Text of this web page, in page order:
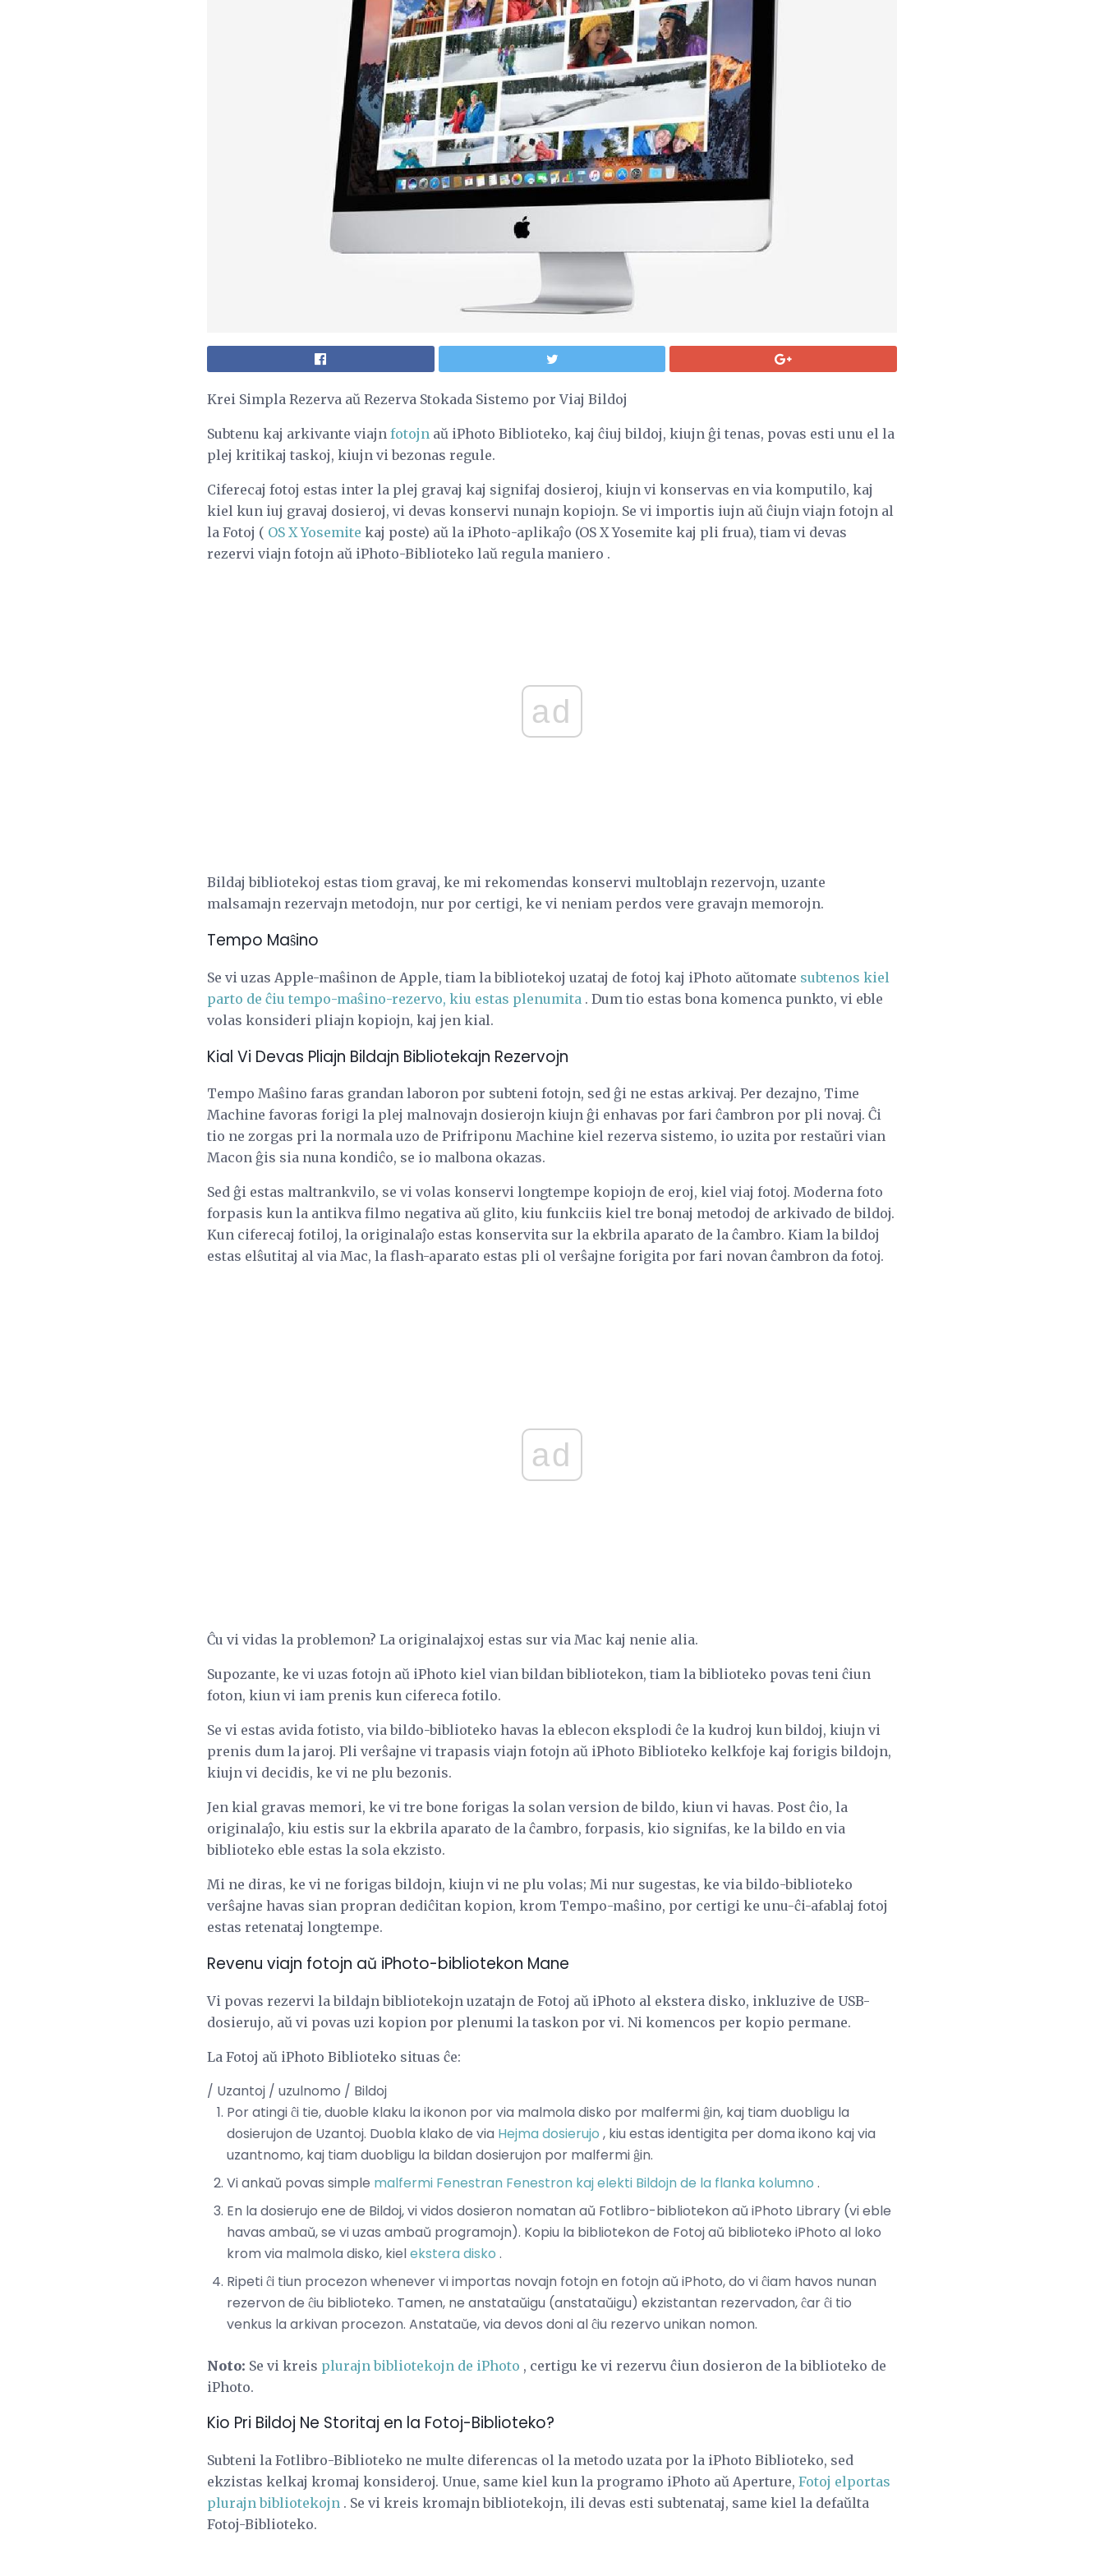
Krei Simpla Rezerva aŭ Rezerva Stokada Sistemo por Viaj Bildoj
Subtenu kaj arkivante viajn fotojn aŭ iPhoto Biblioteko, kaj ĉiuj bildoj, kiujn ĝi tenas, povas esti unu el la
plej kritikaj taskoj, kiujn vi bezonas regule.
Ciferecaj fotoj estas inter la plej gravaj kaj signifaj dosieroj, kiujn vi konservas en via komputilo, kaj
kiel kun iuj gravaj dosieroj, vi devas konservi nunajn kopiojn. Se vi importis iujn aŭ ĉiujn viajn fotojn al
la Fotoj ( OS X Yosemite kaj poste) aŭ la iPhoto-aplikaĵo (OS X Yosemite kaj pli frua), tiam vi devas
rezervi viajn fotojn aŭ iPhoto-Biblioteko laŭ regula maniero .
ad
Bildaj bibliotekoj estas tiom gravaj, ke mi rekomendas konservi multoblajn rezervojn, uzante
malsamajn rezervajn metodojn, nur por certigi, ke vi neniam perdos vere gravajn memorojn.
Tempo Maŝino
Se vi uzas Apple-maŝinon de Apple, tiam la bibliotekoj uzataj de fotoj kaj iPhoto aŭtomate subtenos kiel
parto de ĉiu tempo-maŝino-rezervo, kiu estas plenumita . Dum tio estas bona komenca punkto, vi eble
volas konsideri pliajn kopiojn, kaj jen kial.
Kial Vi Devas Pliajn Bildajn Bibliotekajn Rezervojn
Tempo Maŝino faras grandan laboron por subteni fotojn, sed ĝi ne estas arkivaj. Per dezajno, Time
Machine favoras forigi la plej malnovajn dosierojn kiujn ĝi enhavas por fari ĉambron por pli novaj. Ĉi
tio ne zorgas pri la normala uzo de Prifriponu Machine kiel rezerva sistemo, io uzita por restaŭri vian
Macon ĝis sia nuna kondiĉo, se io malbona okazas.
Sed ĝi estas maltrankvilo, se vi volas konservi longtempe kopiojn de eroj, kiel viaj fotoj. Moderna foto
forpasis kun la antikva filmo negativa aŭ glito, kiu funkciis kiel tre bonaj metodoj de arkivado de bildoj.
Kun ciferecaj fotiloj, la originalaĵo estas konservita sur la ekbrila aparato de la ĉambro. Kiam la bildoj
estas elŝutitaj al via Mac, la flash-aparato estas pli ol verŝajne forigita por fari novan ĉambron da fotoj.
ad
Ĉu vi vidas la problemon? La originalajxoj estas sur via Mac kaj nenie alia.
Supozante, ke vi uzas fotojn aŭ iPhoto kiel vian bildan bibliotekon, tiam la biblioteko povas teni ĉiun
foton, kiun vi iam prenis kun cifereca fotilo.
Se vi estas avida fotisto, via bildo-biblioteko havas la eblecon eksplodi ĉe la kudroj kun bildoj, kiujn vi
prenis dum la jaroj. Pli verŝajne vi trapasis viajn fotojn aŭ iPhoto Biblioteko kelkfoje kaj forigis bildojn,
kiujn vi decidis, ke vi ne plu bezonis.
Jen kial gravas memori, ke vi tre bone forigas la solan version de bildo, kiun vi havas. Post ĉio, la
originalaĵo, kiu estis sur la ekbrila aparato de la ĉambro, forpasis, kio signifas, ke la bildo en via
biblioteko eble estas la sola ekzisto.
Mi ne diras, ke vi ne forigas bildojn, kiujn vi ne plu volas; Mi nur sugestas, ke via bildo-biblioteko
verŝajne havas sian propran dediĉitan kopion, krom Tempo-maŝino, por certigi ke unu-ĉi-afablaj fotoj
estas retenataj longtempe.
Revenu viajn fotojn aŭ iPhoto-bibliotekon Mane
Vi povas rezervi la bildajn bibliotekojn uzatajn de Fotoj aŭ iPhoto al ekstera disko, inkluzive de USB-
dosierujo, aŭ vi povas uzi kopion por plenumi la taskon por vi. Ni komencos per kopio permane.
La Fotoj aŭ iPhoto Biblioteko situas ĉe:
/ Uzantoj / uzulnomo / Bildoj
Por atingi ĉi tie, duoble klaku la ikonon por via malmola disko por malfermi ĝin, kaj tiam duobligu la
dosierujon de Uzantoj. Duobla klako de via Hejma dosierujo , kiu estas identigita per doma ikono kaj via
uzantnomo, kaj tiam duobligu la bildan dosierujon por malfermi ĝin.
Vi ankaŭ povas simple malfermi Fenestran Fenestron kaj elekti Bildojn de la flanka kolumno .
En la dosierujo ene de Bildoj, vi vidos dosieron nomatan aŭ Fotlibro-bibliotekon aŭ iPhoto Library (vi eble
havas ambaŭ, se vi uzas ambaŭ programojn). Kopiu la bibliotekon de Fotoj aŭ biblioteko iPhoto al loko
krom via malmola disko, kielekstera disko .
Ripeti ĉi tiun procezon whenever vi importas novajn fotojn en fotojn aŭ iPhoto, do vi ĉiam havos nunan
rezervon de ĉiu biblioteko. Tamen, ne anstataŭigu (anstataŭigu) ekzistantan rezervadon, ĉar ĉi tio
venkus la arkivan procezon. Anstataŭe, via devos doni al ĉiu rezervo unikan nomon.
Noto: Se vi kreis plurajn bibliotekojn de iPhoto , certigu ke vi rezervu ĉiun dosieron de la biblioteko de
iPhoto.
Kio Pri Bildoj Ne Storitaj en la Fotoj-Biblioteko?
Subteni la Fotlibro-Biblioteko ne multe diferencas ol la metodo uzata por la iPhoto Biblioteko, sed
ekzistas kelkaj kromaj konsideroj. Unue, same kiel kun la programo iPhoto aŭ Aperture, Fotoj elportas
plurajn bibliotekojn . Se vi kreis kromajn bibliotekojn, ili devas esti subtenataj, same kiel la defaŭlta
Fotoj-Biblioteko.